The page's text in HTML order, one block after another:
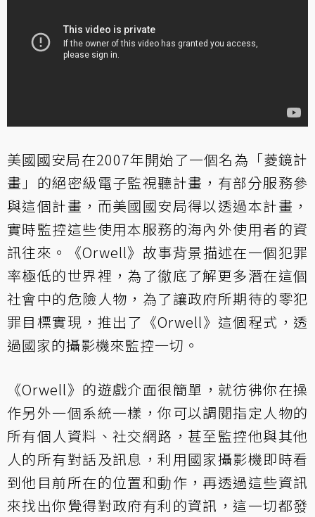
美國國安局在2007年開始了一個名為「菱鏡計
畫」的絕密級電子監視聽計畫，有部分服務參
與這個計畫，而美國國安局得以透過本計畫，
實時監控這些使用本服務的海內外使用者的資
訊往來。《Orwell》故事背景描述在一個犯罪
率極低的世界裡，為了徹底了解更多潛在這個
社會中的危險人物，為了讓政府所期待的零犯
罪目標實現，推出了《Orwell》這個程式，透
過國家的攝影機來監控一切。
《Orwell》的遊戲介面很簡單，就彷彿你在操
作另外一個系統一樣，你可以調閱指定人物的
所有個人資料、社交網路，甚至監控他與其他
人的所有對話及訊息，利用國家攝影機即時看
到他目前所在的位置和動作，再透過這些資訊
來找出你覺得對政府有利的資訊，這一切都發